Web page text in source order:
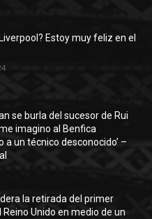
Estoy muy feliz en el
se burla del sucesor de Rui
imagino al Benfica
a un técnico desconocido’ –
la retirada del primer
Unido en medio de un